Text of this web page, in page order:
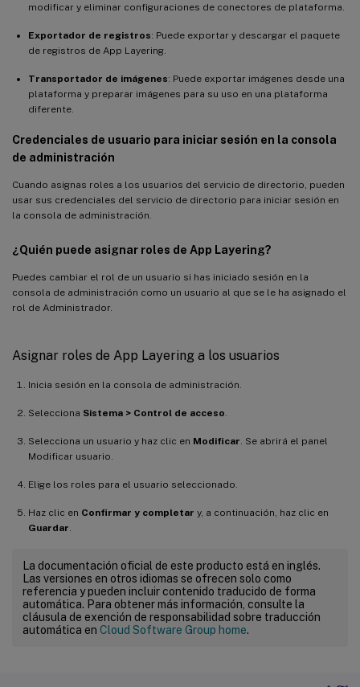
modificar y eliminar configuraciones de conectores de plataforma.
Exportador de registros: Puede exportar y descargar el paquete
de registros de App Layering.
Transportador de imágenes: Puede exportar imágenes desde una
plataforma y preparar imágenes para su uso en una plataforma
diferente.
Credenciales de usuario para iniciar sesión en la consola
de administración
Cuando asignas roles a los usuarios del servicio de directorio, pueden
usar sus credenciales del servicio de directorio para iniciar sesión en
la consola de administración.
¿Quién puede asignar roles de App Layering?
Puedes cambiar el rol de un usuario si has iniciado sesión en la
consola de administración como un usuario al que se le ha asignado el
rol de Administrador.
Asignar roles de App Layering a los usuarios
Inicia sesión en la consola de administración.
Selecciona Sistema > Control de acceso
Selecciona un usuario y haz clic en Modificar . Se abrirá el panel
Modificar usuario.
Elige los roles para el usuario seleccionado.
Haz clic en Confirmar y completar y, a continuación, haz clic en
Guardar
La documentación oficial de este producto está en inglés.
Las versiones en otros idiomas se ofrecen solo como
referencia y pueden incluir contenido traducido de forma
automática. Para obtener más información, consulte la
cláusula de exención de responsabilidad sobre traducción
automática en Cloud Software Group home.